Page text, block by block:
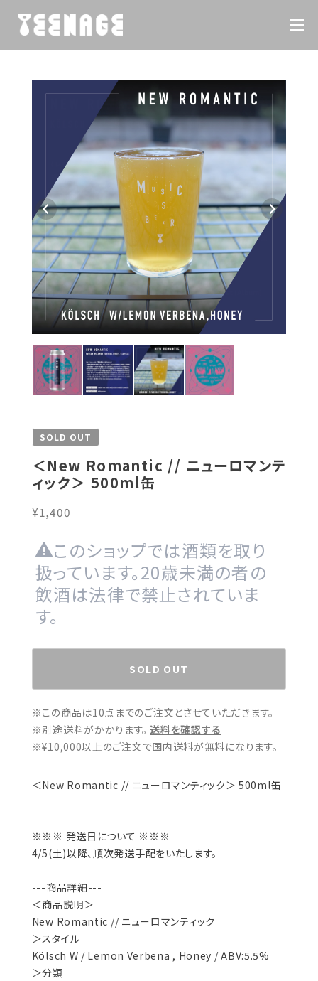
SOLD OUT
＜New Romantic // ニューロマンテ
ィック＞ 500ml缶
¥1,400
このショップでは酒類を取り
扱っています。20歳未満の者の
飲酒は法律で禁止されていま
す。
SOLD OUT
※この商品は10点までのご注文とさせていただきます。
※別途送料がかかります。 送料を確認する
※¥10,000以上のご注文で国内送料が無料になります。
＜New Romantic // ニューロマンティック＞ 500ml缶
※※※ 発送日について ※※※
4/5(土)以降、順次発送手配をいたします。
---商品詳細---
＜商品説明＞
New Romantic // ニューロマンティック
＞スタイル
Kölsch W / Lemon Verbena , Honey / ABV:5.5%
＞分類